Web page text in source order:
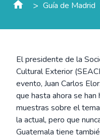
> Guía de Madrid
El presidente de la
Cultural Exterior
evento, Juan Carlos
que hasta ahora se han
muestras sobre el
la actual, pero que
Guatemala tiene